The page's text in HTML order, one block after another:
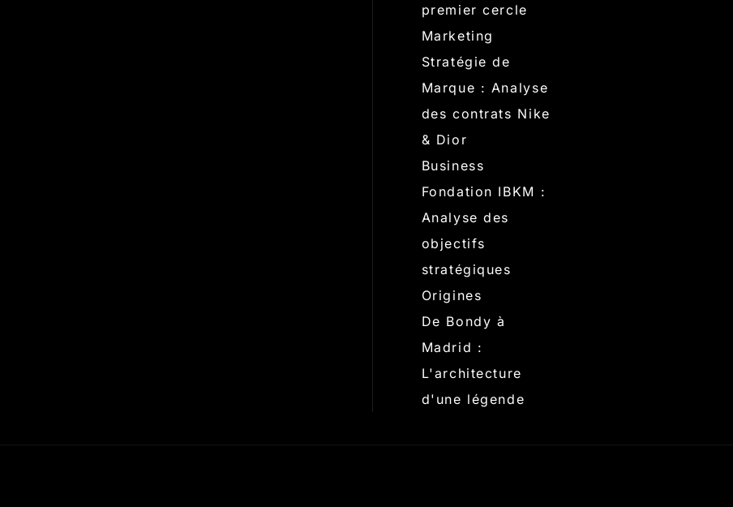
premier cercle
Marketing
Stratégie de
Marque : Analyse
des contrats Nike
& Dior
Business
Fondation IBKM :
Analyse des
objectifs
stratégiques
Origines
De Bondy à
Madrid :
L'architecture
d'une légende